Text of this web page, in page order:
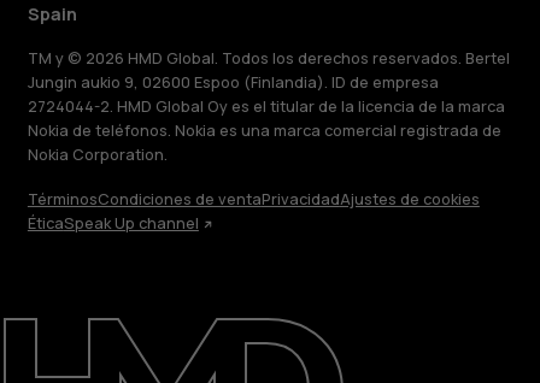
Reparar, reutilizar, reciclar
Sostenibilidad
Spain
TM y © 2026 HMD Global. Todos los derechos reservados. Bertel
Jungin aukio 9, 02600 Espoo (Finlandia). ID de empresa
2724044-2. HMD Global Oy es el titular de la licencia de la marca
Nokia de teléfonos. Nokia es una marca comercial registrada de
Nokia Corporation.
TérminosCondiciones de ventaPrivacidadAjustes de cookies
ÉticaSpeak Up channel